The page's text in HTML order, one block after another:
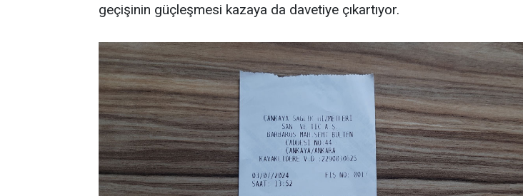
geçişinin güçleşmesi kazaya da davetiye çıkartıyor.